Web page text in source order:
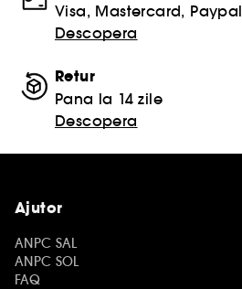
Visa, Mastercard, Paypal
Descopera
Retur
Pana la 14 zile
Descopera
Ajutor
ANPC SAL
ANPC SOL
FAQ